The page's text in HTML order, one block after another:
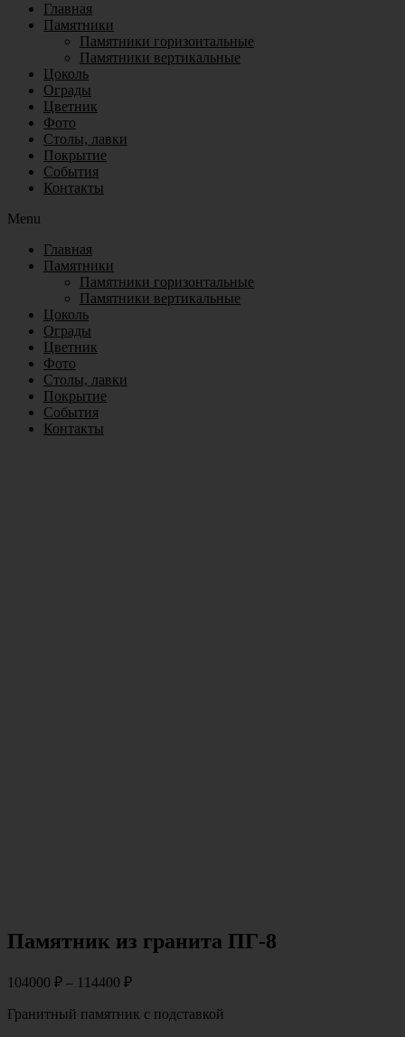
Главная
Памятники
Памятники горизонтальные
Памятники вертикальные
Цоколь
Ограды
Цветник
Фото
Столы, лавки
Покрытие
События
Контакты
Menu
Главная
Памятники
Памятники горизонтальные
Памятники вертикальные
Цоколь
Ограды
Цветник
Фото
Столы, лавки
Покрытие
События
Контакты
Памятник из гранита ПГ-8
104000 ₽ – 114400 ₽
Гранитный памятник с подставкой